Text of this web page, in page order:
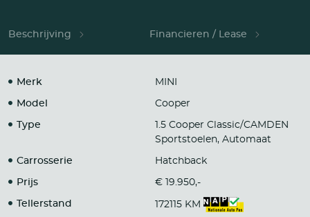
Beschrijving Financieren / Lease
Merk MINI
Model Cooper
Type
1.5 Cooper Classic/CAMDEN
Sportstoelen, Automaat
Carrosserie Hatchback
Prijs € 19.950,-
Tellerstand 172115 KM